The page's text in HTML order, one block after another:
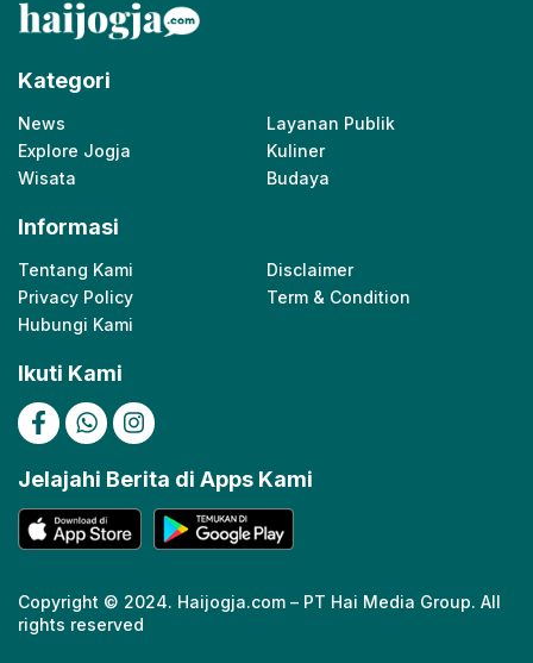
Kategori
News
Layanan Publik
Explore Jogja
Kuliner
Wisata
Budaya
Informasi
Tentang Kami
Disclaimer
Privacy Policy
Term & Condition
Hubungi Kami
Ikuti Kami
Jelajahi Berita di Apps Kami
Copyright © 2024. Haijogja.com – PT Hai Media Group. All
rights reserved